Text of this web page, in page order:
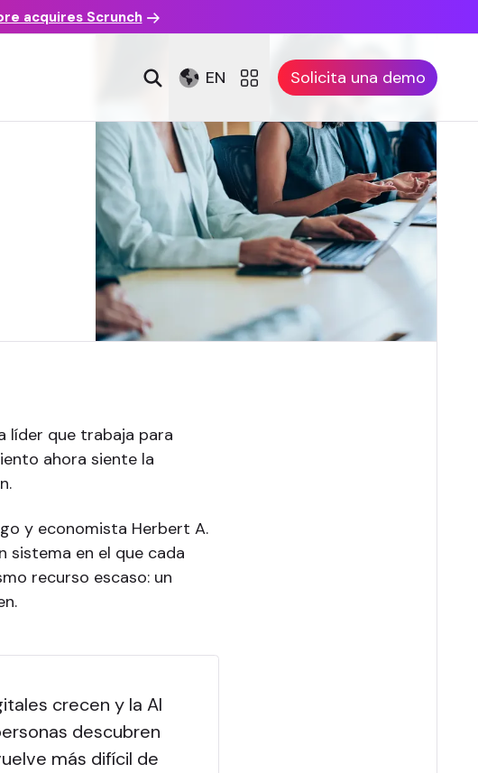
acquires Scrunch
EN Solicita una demo
líder que trabaja para
ahora siente la
y economista Herbert A.
sistema en el que cada
recurso escaso: un
crecen y la AI
descubren
más difícil de